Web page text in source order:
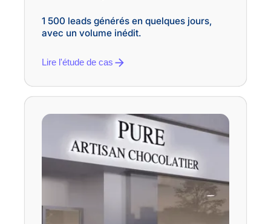
1 500 leads générés en quelques jours,
avec un volume inédit.
Lire l'étude de cas